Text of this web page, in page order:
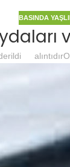
BASINDA
alıntıdır